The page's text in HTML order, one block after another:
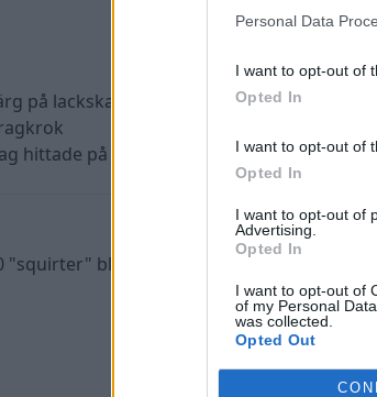
Personal Data
I want to opt-out of
Opted In
I want to opt-out of
Opted In
I want to opt-out of
Advertising.
Opted In
I want to opt-out of
of my Personal
was collected.
Opted Out
på lackskador
hittade på loppis och fixade ihop.
"squirter" block